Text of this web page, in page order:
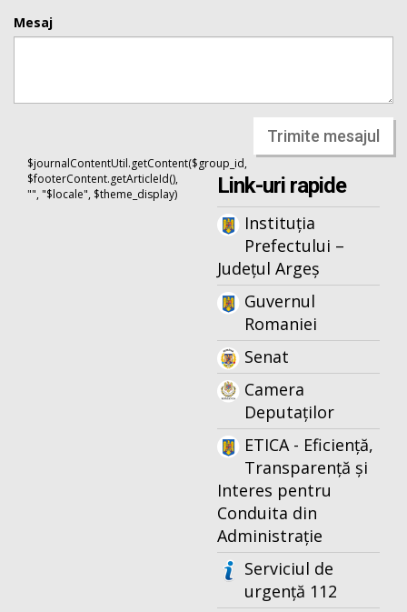
Mesaj
Trimite mesajul
$journalContentUtil.getContent($group_id,
$footerContent.getArticleId(),
"", "$locale", $theme_display)
Link-uri rapide
Instituția
Prefectului –
Județul Argeș
Guvernul
Romaniei
Senat
Camera
Deputaților
ETICA - Eficiență,
Transparență și
Interes pentru
Conduita din
Administrație
Serviciul de
urgență 112